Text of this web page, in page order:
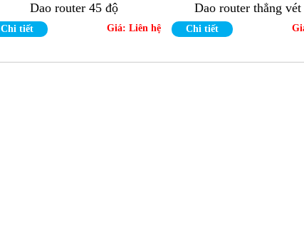
Dao router 45 độ
Chi tiết Giá: Liên hệ
Dao router thẳng vét
Chi tiết